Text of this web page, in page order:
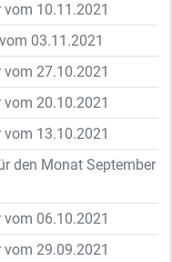
10.11.2021
03.11.2021
27.10.2021
20.10.2021
13.10.2021
den Monat September
06.10.2021
29.09.2021